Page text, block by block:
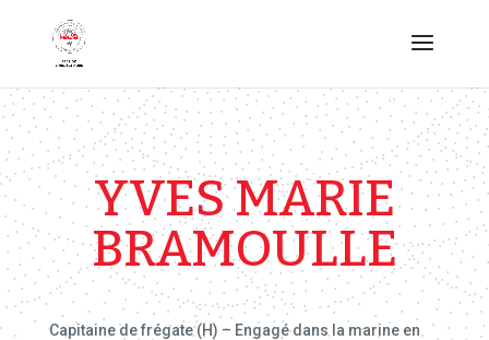
YVES MARIE
BRAMOULLE
Capitaine de frégate (H) – Engagé dans la marine en